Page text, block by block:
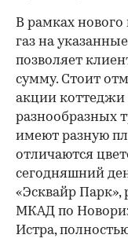
В рамках
газ на
позволяет
сумму. Стоит
акции
разнообразных
имеют разную
отличаются
сегодняшний
«Эсквайр
МКАД по
Истра,